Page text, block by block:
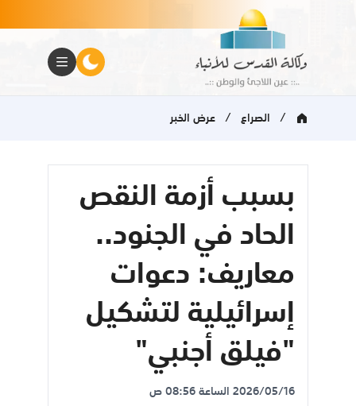
/ الصراع / عرض الخبر
بسبب أزمة النقص
الحاد في الجنود..
معاريف: دعوات
إسرائيلية لتشكيل
"فيلق أجنبي"
2026/05/16 الساعة 08:56 ص